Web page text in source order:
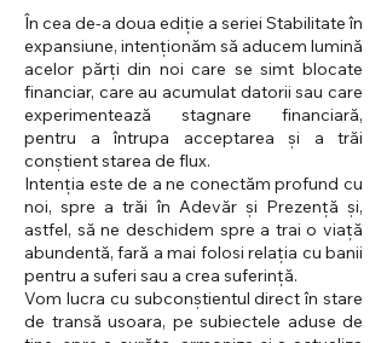
În cea de-a doua ediție a seriei Stabilitate în
expansiune, intenționăm să aducem lumină
acelor părți din noi care se simt blocate
financiar, care au acumulat datorii sau care
experimentează stagnare financiară,
pentru aîntrupa acceptarea și a trăi
conștient starea de flux.
Intenția este de a ne conectăm profund cu
noi, spre a trăi în Adevăr și Prezență și,
astfel, să ne deschidem spre a trai o viață
abundentă, fară a mai folosi relația cu banii
pentru a suferi sau a crea suferință.
Vom lucra cu subconștientul direct în stare
de transă usoara, pe subiectele aduse de